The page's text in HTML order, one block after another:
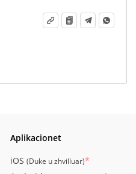
Aplikacionet
iOS (Duke u zhvilluar)*